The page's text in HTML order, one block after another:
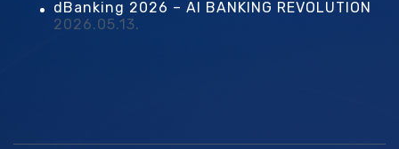
dBanking 2026 – AI BANKING REVOLUTION
2026.05.13.